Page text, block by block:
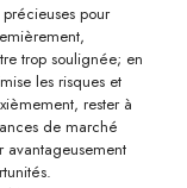
pour
trop soulignée; en
les risques et
rester à
de marché
avantageusement